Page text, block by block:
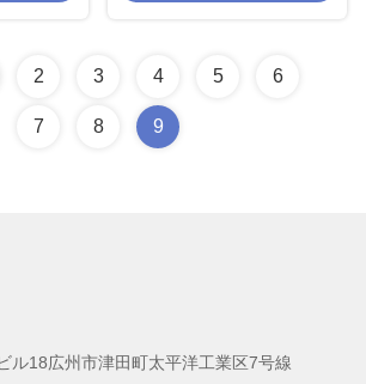
2 3 4 5 6
7 8 9
ル18広州市津田町太平洋工業区7号線